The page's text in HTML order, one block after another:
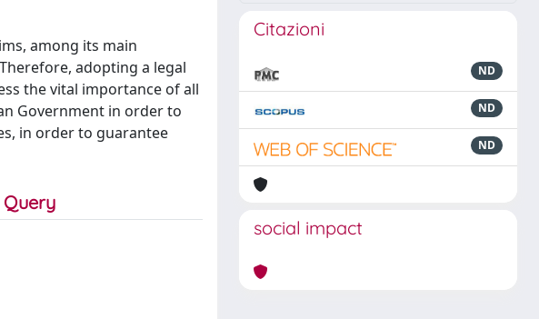
among its main
adopting a legal
the vital importance of all
Government in order to
in order to guarantee
Citazioni
ND
ND
ND
social impact